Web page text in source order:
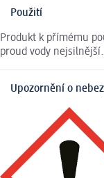
Použití
Produkt k přímému
proud vody nejsilnější.
Upozornění o